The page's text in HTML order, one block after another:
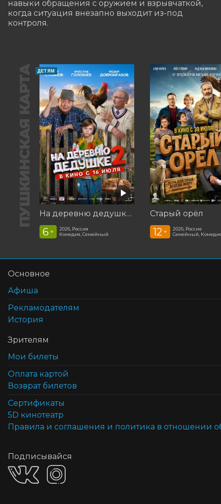
навыки обращения с оружием и взрывчаткой,
когда ситуация внезапно выходит из-под
контроля.
ПУШКИНСКАЯ КАРТА ДЕТЯМ
На деревню дедушке 2
6 +
2026, Россия
Комедия, Семейный
Старый орёл
12 +
2026, Россия
Семейный,
Основное
Афиша
Рекламодателям
История
Зрителям
Мои билеты
Оплата картой
Возврат билетов
Cертификаты
5D кинотеатр
Правила и соглашения и политика в отношении
Подписывайся